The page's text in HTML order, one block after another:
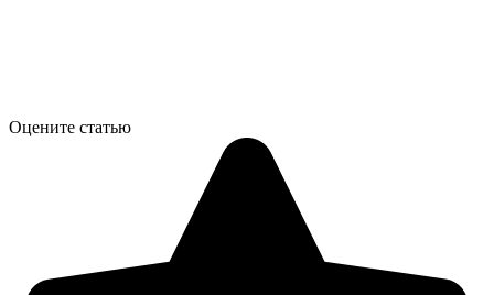
Оцените статью